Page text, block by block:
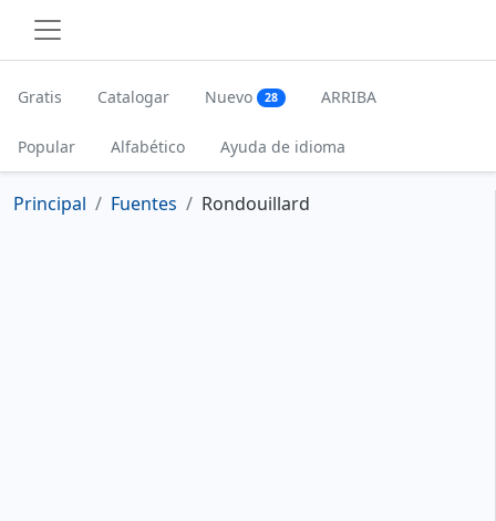
Gratis Catalogar Nuevo 28 ARRIBA
Popular Alfabético Ayuda de idioma
Principal Fuentes Rondouillard